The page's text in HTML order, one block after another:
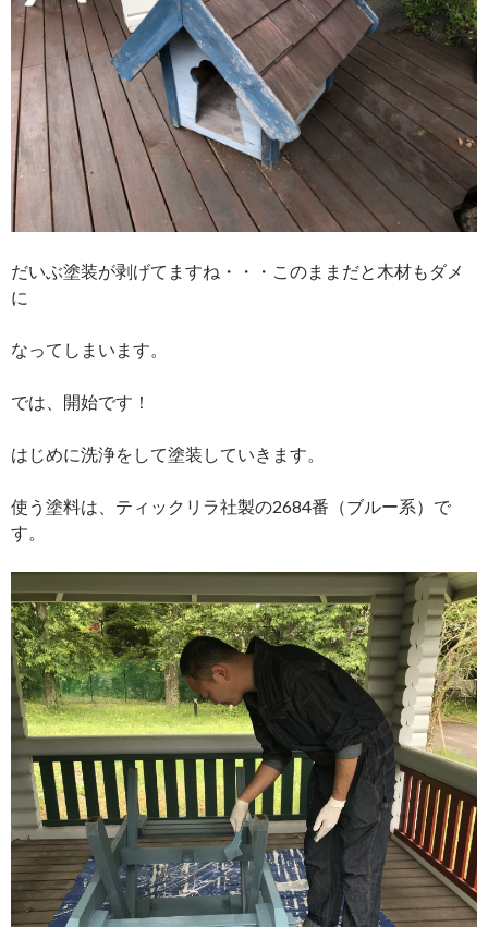
だいぶ塗装が剥げてますね・・・このままだと木材もダメ
に
なってしまいます。
では、開始です！
はじめに洗浄をして塗装していきます。
使う塗料は、ティックリラ社製の2684番（ブルー系）で
す。